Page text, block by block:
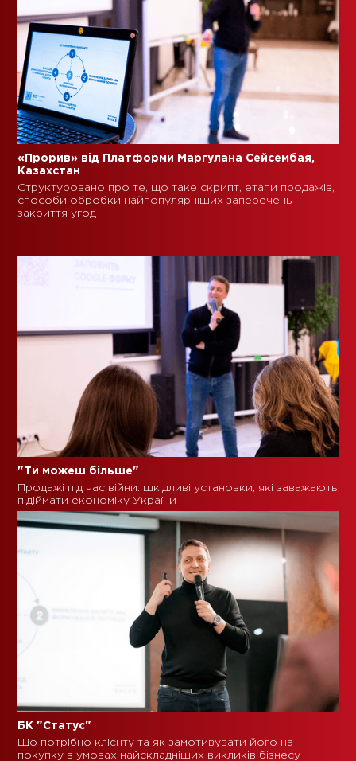
«Прорив» від Платформи Маргулана Сейсембая,
Казахстан
Структуровано про те, що таке скрипт, етапи продажів,
способи обробки найпопулярніших заперечень і
закриття угод
"Ти можеш більше"
Продажі під час війни: шкідливі установки, які заважають
підіймати економіку України
БК "Статус"
Що потрібно клієнту та як замотивувати його на
покупку в умовах найскладніших викликів бізнесу